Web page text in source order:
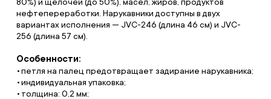
нефтепереработки. Нарукавники доступны в двух
вариантах исполнения — JVC-246 (длина 46 см) и JVC-
256 (длина 57 см).
Особенности:
петля на палец предотвращает задирание нарукавника;
индивидуальная упаковка;
толщина: 0,2 мм;